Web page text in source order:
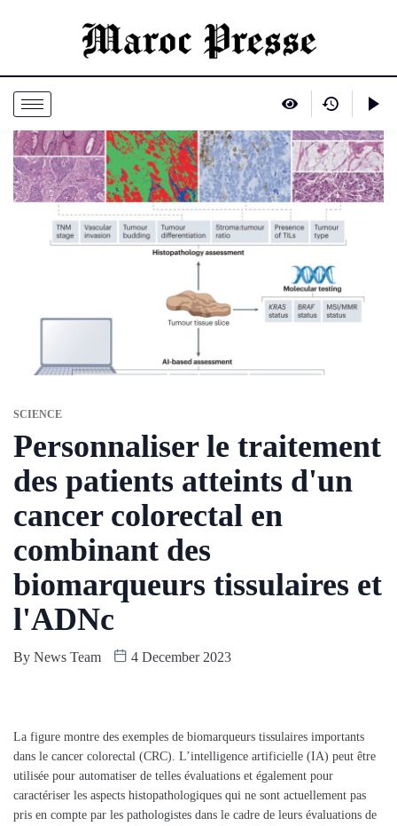
SCIENCE
Personnaliser le traitement
des patients atteints d'un
cancer colorectal en
combinant des
biomarqueurs tissulaires et
l'ADNc
By News Team 4 December 2023
La figure montre des exemples de biomarqueurs tissulaires importants
dans le cancer colorectal (CRC). L’intelligence artificielle (IA) peut être
utilisée pour automatiser de telles évaluations et également pour
caractériser les aspects histopathologiques qui ne sont actuellement pas
pris en compte par les pathologistes dans le cadre de leurs évaluations de